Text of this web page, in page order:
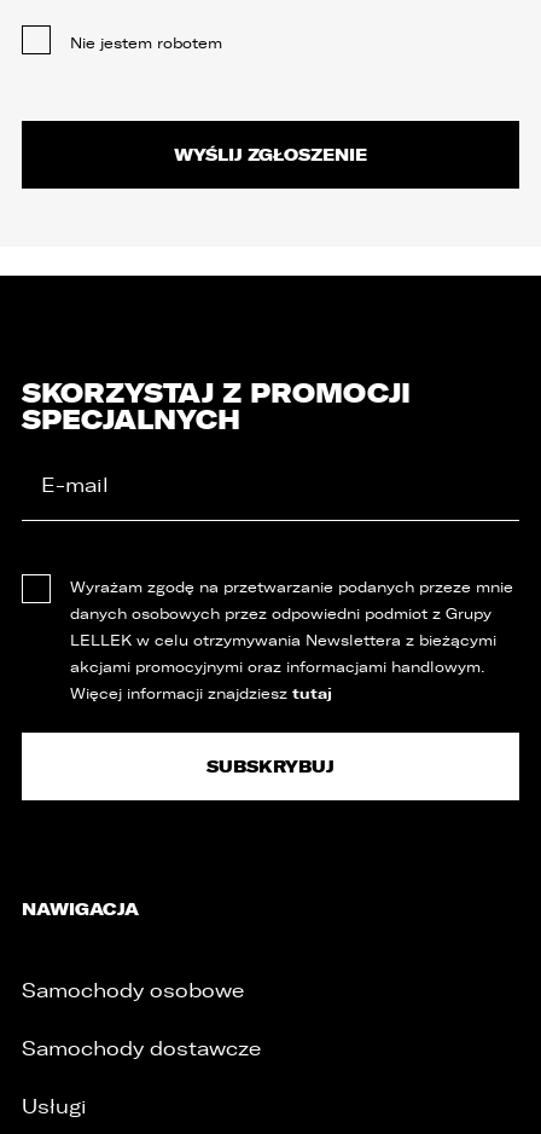
Nie jestem robotem
SKORZYSTAJ Z PROMOCJI
SPECJALNYCH
Wyrażam zgodę na przetwarzanie podanych przeze mnie
danych osobowych przez odpowiedni podmiot z Grupy
LELLEK w celu otrzymywania Newslettera z bieżącymi
akcjami promocyjnymi oraz informacjami handlowym.
Więcej informacji znajdziesz tutaj
NAWIGACJA
Samochody osobowe
Samochody dostawcze
Usługi